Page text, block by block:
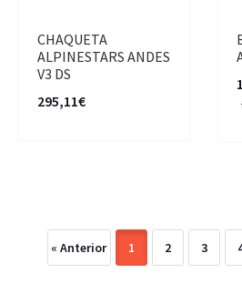
CHAQUETA
ALPINESTARS ANDES
V3 DS
295,11€
« Anterior 1 2 3